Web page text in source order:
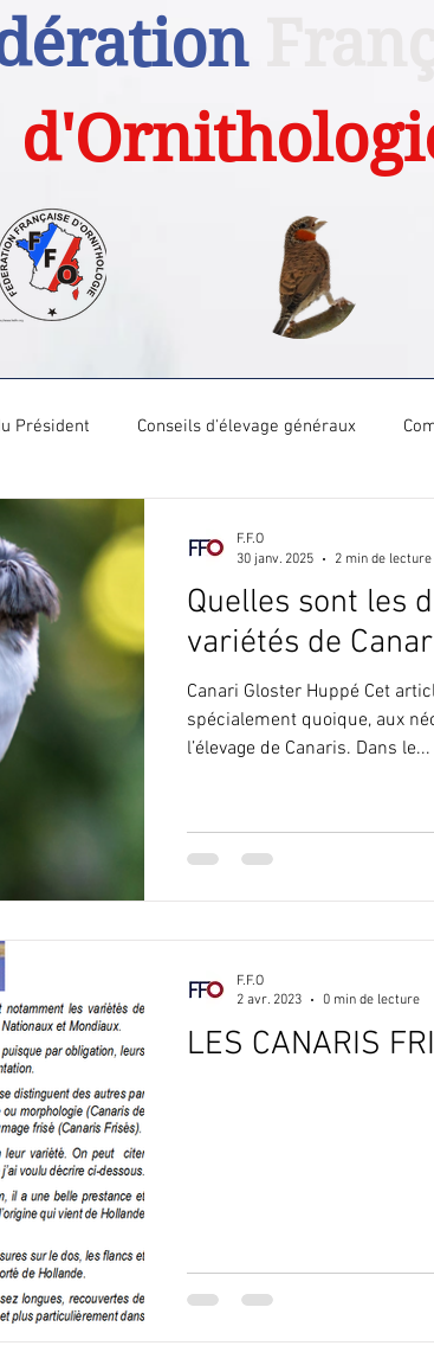
Président Conseils d'élevage généraux
couleur
canari couleur Conseils d'élevage canari
Exo bec droit Conseils d'élevage exo bec
nature L'Ordre Mondial des Juges
Quelles sont les
variétés de
Canari Gloster Huppé Cet
spécialement quoique, aux
l’élevage de Canaris. Dans le...
F.F.O
30 janv. 2025
2 min de lecture
LES CANARIS
F.F.O
2 avr. 2023
0 min de lecture